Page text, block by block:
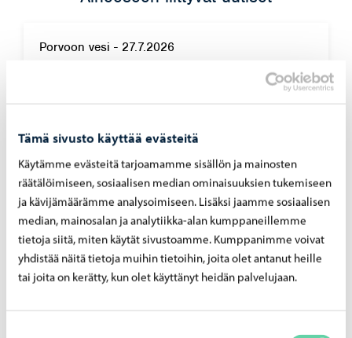
Tämä sivusto käyttää evästeitä
Käytämme evästeitä tarjoamamme sisällön ja mainosten
räätälöimiseen, sosiaalisen median ominaisuuksien tukemiseen
ja kävijämäärämme analysoimiseen. Lisäksi jaamme sosiaalisen
median, mainosalan ja analytiikka-alan kumppaneillemme
tietoja siitä, miten käytät sivustoamme. Kumppanimme voivat
yhdistää näitä tietoja muihin tietoihin, joita olet antanut heille
tai joita on kerätty, kun olet käyttänyt heidän palvelujaan.
Porvoon vesi - 27.7.2026
Hulevesiviemärin korjaus Käräjätalontien ja
Rovastintien risteyksen kohdalla – työ alkaa
Porvoon vesi -24.7.2026
Porvoon vesi poistaa säätöaseman
Gammelbackantien kohdalta – työt alkavat
29.7